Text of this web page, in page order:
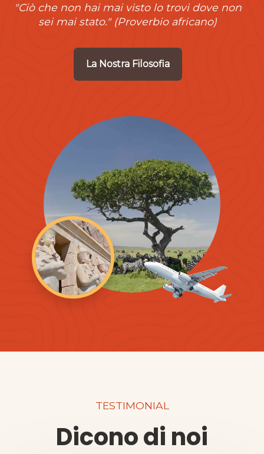
"Ciò che non hai mai visto lo trovi dove non
sei mai stato." (Proverbio africano)
La Nostra Filosofia
TESTIMONIAL
Dicono di noi